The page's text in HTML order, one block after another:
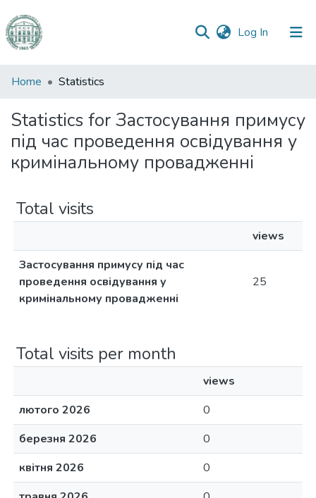
Log In (current)
Communities
Collections
All of DSpace
Home Statistics
Statistics for Застосування примусу
під час проведення освідування у
кримінальному провадженні
Total visits
views
Застосування примусу під час
проведення освідування у
кримінальному провадженні
25
Total visits per month
views
лютого 2026
0
березня 2026
0
квітня 2026
0